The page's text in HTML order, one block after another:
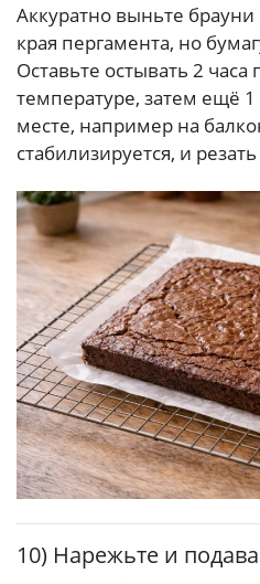
Аккуратно выньте
края пергамента, но
Оставьте остывать 2
температуре, затем ещё
месте, например на
стабилизируется, и
10) Нарежьте и